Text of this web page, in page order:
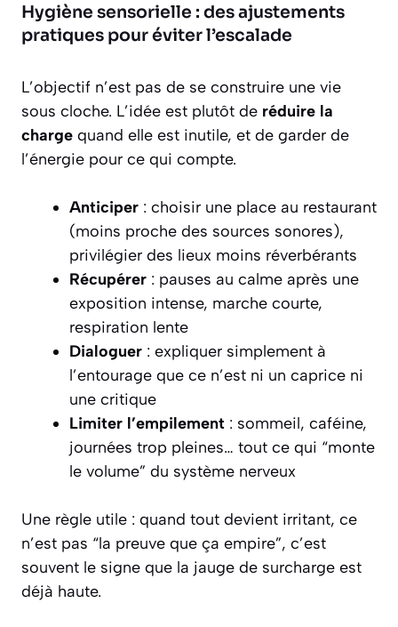
Hygiène sensorielle : des ajustements
pratiques pour éviter l’escalade
L’objectif n’est pas de se construire une vie
sous cloche. L’idée est plutôt de réduire la
charge quand elle est inutile, et de garder de
l’énergie pour ce qui compte.
Anticiper : choisir une place au restaurant
(moins proche des sources sonores),
privilégier des lieux moins réverbérants
Récupérer : pauses au calme après une
exposition intense, marche courte,
respiration lente
Dialoguer : expliquer simplement à
l’entourage que ce n’est ni un caprice ni
une critique
Limiter l’empilement : sommeil, caféine,
journées trop pleines… tout ce qui “monte
le volume” du système nerveux
Une règle utile : quand tout devient irritant, ce
n’est pas “la preuve que ça empire”, c’est
souvent le signe que la jauge de surcharge est
déjà haute.